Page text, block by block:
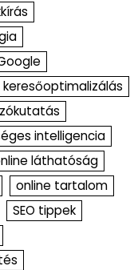
keresőoptimalizálás
intelligencia
láthatóság
online tartalom
SEO tippek